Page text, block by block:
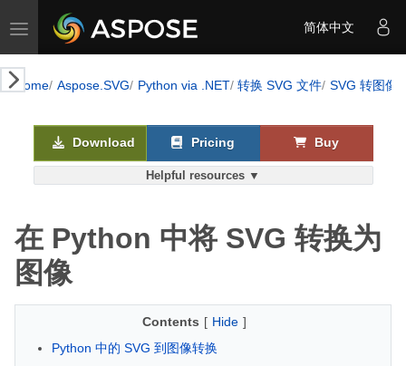
Toggle navigation 简体中文
AIHome Aspose.SVG Python via .NET 转换 SVG 文件 SVG 转图像
Helpful resources ▼
Download Pricing Buy
在 Python 中将 SVG 转换为
图像
Contents [ Hide ]
Python 中的 SVG 到图像转换